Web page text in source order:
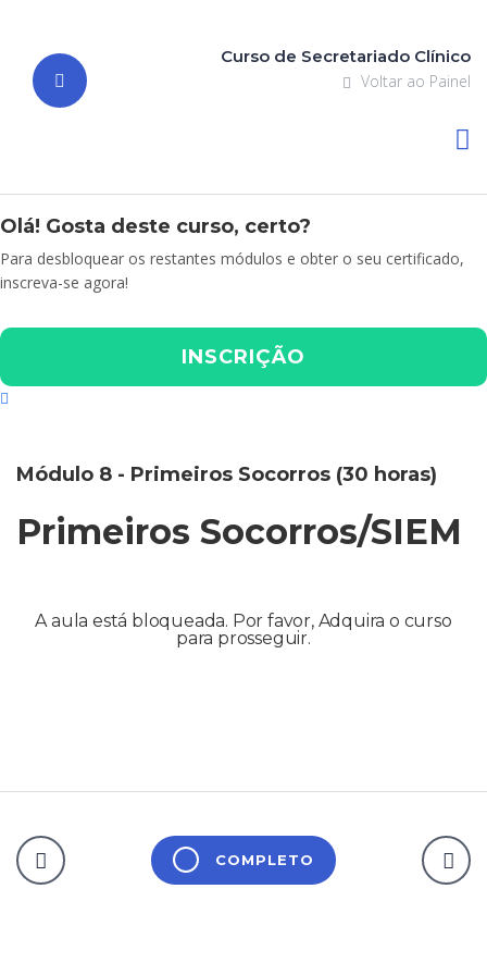
Curso de Secretariado Clínico
Voltar ao Painel
Olá! Gosta deste curso, certo?
Para desbloquear os restantes módulos e obter o seu certificado,
inscreva-se agora!
INSCRIÇÃO
Módulo 8 - Primeiros Socorros (30 horas)
Primeiros Socorros/SIEM
A aula está bloqueada. Por favor, Adquira o curso
para prosseguir.
COMPLETO